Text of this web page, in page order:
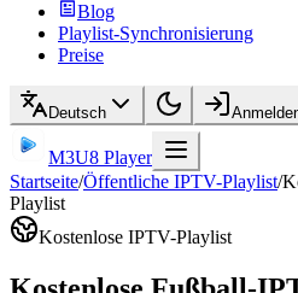
Blog
Playlist-Synchronisierung
Preise
Deutsch
M3U8 Player
Startseite/Öffentliche IPTV-Playlist/
Playlist
Kostenlose IPTV-Playlist